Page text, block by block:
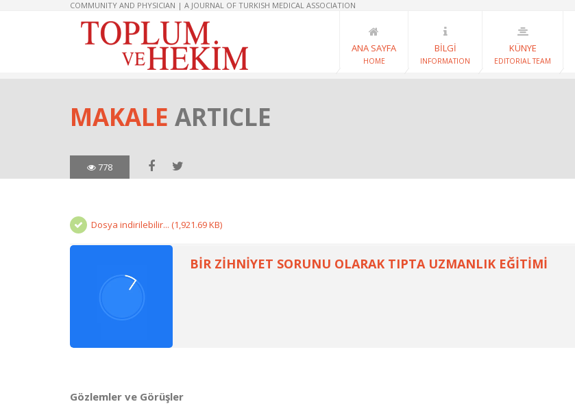
COMMUNITY AND PHYSICIAN | A JOURNAL OF TURKISH MEDICAL ASSOCIATION
ANA SAYFA
HOME
BİLGİ
INFORMATION
KÜNYE
EDITORIAL TEAM
MAKALE ARTICLE
778
Dosya indirilebilir... (1,921.69 KB)
BİR ZİHNİYET SORUNU OLARAK TIPTA UZMANLIK EĞİTİMİ
Gözlemler ve Görüşler